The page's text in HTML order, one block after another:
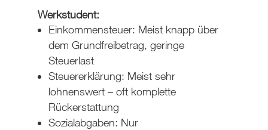
Werkstudent:
Einkommensteuer: Meist knapp über
dem Grundfreibetrag, geringe
Steuerlast
Steuererklärung: Meist sehr
lohnenswert – oft komplette
Rückerstattung
Sozialabgaben: Nur